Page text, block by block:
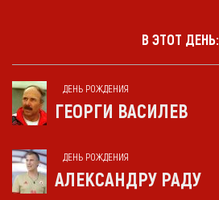
В ЭТОТ ДЕНЬ:
ДЕНЬ РОЖДЕНИЯ
ГЕОРГИ ВАСИЛЕВ
ДЕНЬ РОЖДЕНИЯ
АЛЕКСАНДРУ РАДУ